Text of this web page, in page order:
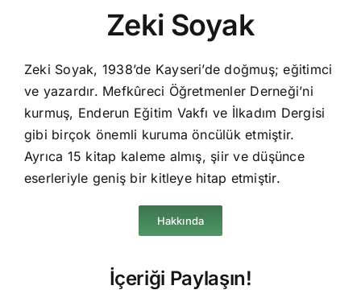
Zeki Soyak
Zeki Soyak, 1938’de Kayseri’de doğmuş; eğitimci
ve yazardır. Mefkûreci Öğretmenler Derneği’ni
kurmuş, Enderun Eğitim Vakfı ve İlkadım Dergisi
gibi birçok önemli kuruma öncülük etmiştir.
Ayrıca 15 kitap kaleme almış, şiir ve düşünce
eserleriyle geniş bir kitleye hitap etmiştir.
Hakkında
İçeriği Paylaşın!